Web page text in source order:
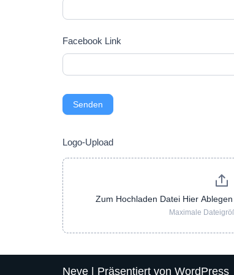
Facebook Link
Senden
Logo-Upload
Zum Hochladen Datei Hier
Maximale
Neve | Präsentiert von WordPress